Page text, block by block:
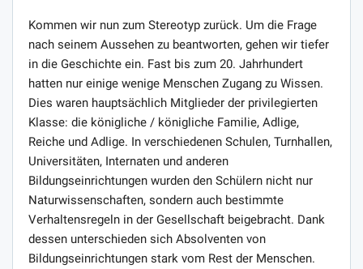
Kommen wir nun zum Stereotyp zurück. Um die Frage
nach seinem Aussehen zu beantworten, gehen wir tiefer
in die Geschichte ein. Fast bis zum 20. Jahrhundert
hatten nur einige wenige Menschen Zugang zu Wissen.
Dies waren hauptsächlich Mitglieder der privilegierten
Klasse: die königliche / königliche Familie, Adlige,
Reiche und Adlige. In verschiedenen Schulen, Turnhallen,
Universitäten, Internaten und anderen
Bildungseinrichtungen wurden den Schülern nicht nur
Naturwissenschaften, sondern auch bestimmte
Verhaltensregeln in der Gesellschaft beigebracht. Dank
dessen unterschieden sich Absolventen von
Bildungseinrichtungen stark vom Rest der Menschen.